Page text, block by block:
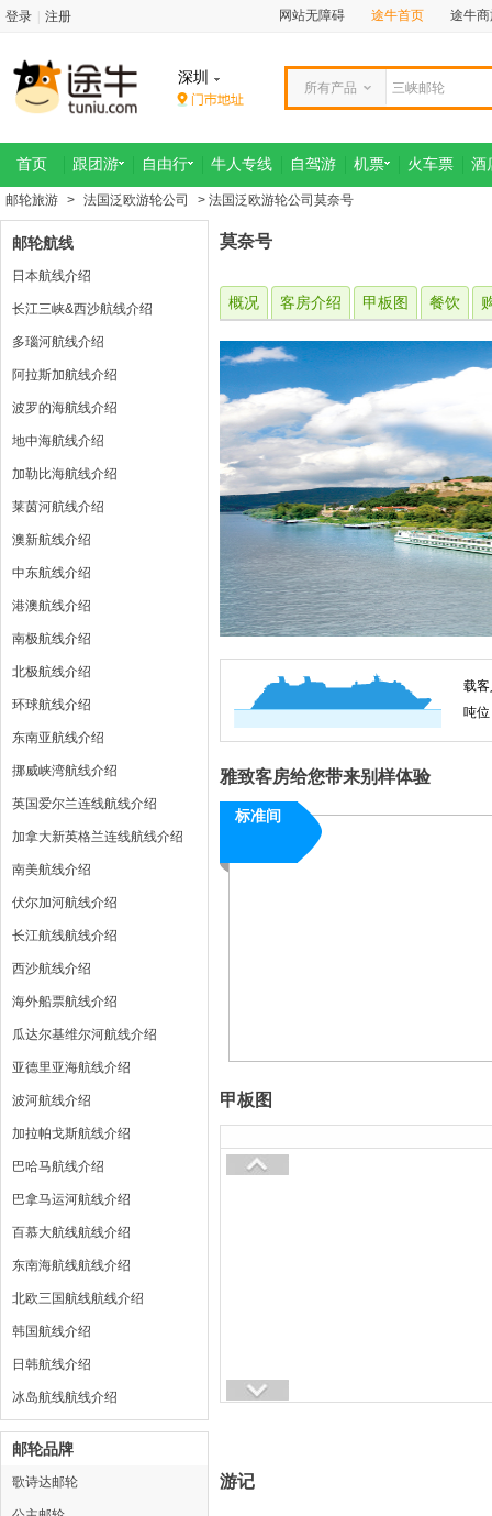
登录 注册 网站无障碍 途牛首页 途牛
深圳
所有产品
首页 跟团游 自由行 牛人专线 自驾游 机票 火车票 酒
邮轮旅游 > 法国泛欧游轮公司 > 法国泛欧游轮公司莫奈号
邮轮航线
日本航线介绍
长江三峡&西沙航线介绍
多瑙河航线介绍
阿拉斯加航线介绍
波罗的海航线介绍
地中海航线介绍
加勒比海航线介绍
莱茵河航线介绍
澳新航线介绍
中东航线介绍
港澳航线介绍
南极航线介绍
北极航线介绍
环球航线介绍
东南亚航线介绍
挪威峡湾航线介绍
英国爱尔兰连线航线介绍
加拿大新英格兰连线航线介绍
南美航线介绍
伏尔加河航线介绍
长江航线航线介绍
西沙航线介绍
海外船票航线介绍
瓜达尔基维尔河航线介绍
亚德里亚海航线介绍
波河航线介绍
加拉帕戈斯航线介绍
巴哈马航线介绍
巴拿马运河航线介绍
百慕大航线航线介绍
东南海航线航线介绍
北欧三国航线航线介绍
韩国航线介绍
日韩航线介绍
冰岛航线航线介绍
邮轮品牌
歌诗达邮轮
莫奈号
概况 客房介绍 甲板图 餐饮
载
吨
雅致客房给您带来别样体验
标准间
甲板图
游记